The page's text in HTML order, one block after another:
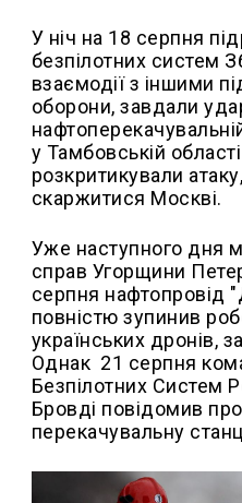
У ніч на 18 серпня
безпілотних систем
взаємодії з іншими
оборони, завдали
у Тамбовській
розкритикували
скаржитися Москві.
Уже наступного дня
справ Угорщини
серпня нафтопровід
повністю зупинив
українських дронів,
Однак 21 серпня
Безпілотних Систем
Бровді повідомив
перекачувальну